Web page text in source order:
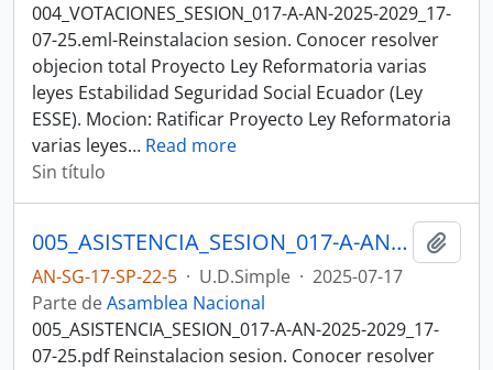
004_VOTACIONES_SESION_017-A-AN-2025-2029_17-
07-25.eml-Reinstalacion sesion. Conocer resolver
objecion total Proyecto Ley Reformatoria varias
leyes Estabilidad Seguridad Social Ecuador (Ley
ESSE). Mocion: Ratificar Proyecto Ley Reformatoria
varias leyes… Read more
Sin título
005_ASISTENCIA_SESION_017-A-AN-2025-2029_17-07-25SESION DEL PLENO N 017 A ASAMBLEA NACIONAL 2025-2027
AN-SG-17-SP-22-5 · U.D.Simple · 2025-07-17
Parte deAsamblea Nacional
005_ASISTENCIA_SESION_017-A-AN-2025-2029_17-
07-25.pdf Reinstalacion sesion. Conocer resolver